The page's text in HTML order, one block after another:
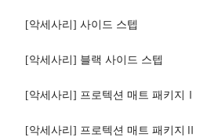
[악세사리] 사이드 스텝
[악세사리] 블랙 사이드 스텝
[악세사리] 프로텍션 매트 패키지Ⅰ
[악세사리] 프로텍션 매트 패키지Ⅱ